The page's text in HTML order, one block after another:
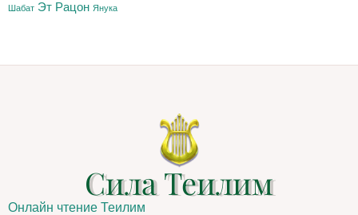
Шабат Эт Рацон Янука
Сила Теилим
Онлайн чтение Теилим